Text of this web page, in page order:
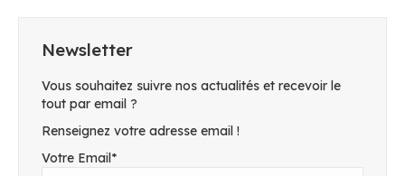
Newsletter
Vous souhaitez suivre nos actualités et recevoir le
tout par email ?
Renseignez votre adresse email !
Votre Email*